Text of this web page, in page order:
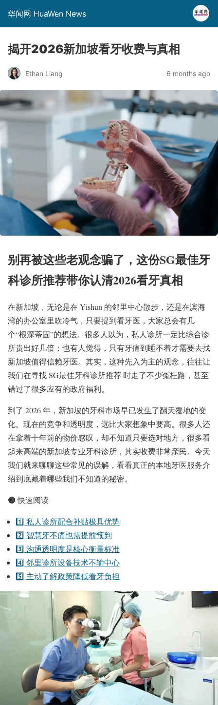
华闻网 HuaWen News
揭开2026新加坡看牙收费与真相
Ethan Liang 6 months ago
别再被这些老观念骗了，这份SG最佳牙
科诊所推荐带你认清2026看牙真相
在新加坡，无论是在 Yishun 的邻里中心散步，还是在滨海
湾的办公室里吹冷气，只要提到看牙医，大家总会有几
个“根深蒂固”的想法。很多人以为，私人诊所一定比综合诊
所贵出好几倍；也有人觉得，只有牙痛到睡不着才需要去找
新加坡值得信赖牙医。其实，这种先入为主的观念，往往让
我们在寻找 SG最佳牙科诊所推荐 时走了不少冤枉路，甚至
错过了很多应有的政府福利。
到了 2026 年，新加坡的牙科市场早已发生了翻天覆地的变
化。现在的竞争和透明度，远比大家想象中要高。很多人还
在拿着十年前的物价感叹，却不知道只要选对地方，很多看
起来高端的新加坡专业牙科诊所，其实收费非常亲民。今天
我们就来聊聊这些常见的误解，看看真正的本地牙医服务介
绍到底藏着哪些我们不知道的秘密。
🔴 快速阅读
1️⃣ 私人诊所配合补贴极具优势
2️⃣ 智慧牙不痛也需提前预判
3️⃣ 沟通透明度是核心衡量标准
4️⃣ 邻里诊所设备技术不输中心
5️⃣ 主动了解政策降低看牙负担